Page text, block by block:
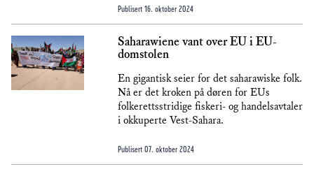
Publisert 16. oktober 2024
Saharawiene vant over EU i EU-
domstolen
En gigantisk seier for det saharawiske folk.
Nå er det kroken på døren for EUs
folkerettsstridige fiskeri- og handelsavtaler
i okkuperte Vest-Sahara.
Publisert 07. oktober 2024